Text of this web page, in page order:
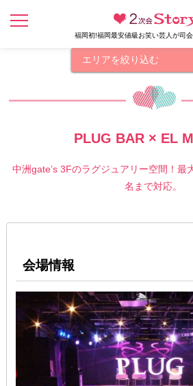
福岡初!福岡最安値級お笑い芸人が司
エリアを絞り込む
PLUG BAR × EL
中洲gate’s 3Fのラグジュアリー空間！最
名まで対応。
会場情報